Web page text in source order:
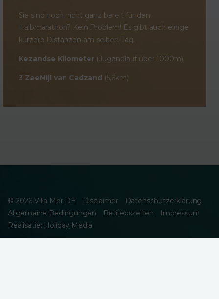
Sie sind noch nicht ganz bereit für den
Halbmarathon? Kein Problem! Es gibt auch einige
kürzere Distanzen am selben Tag.
Kezandse Kilometer (Jugendlauf über 1000m)
3 ZeeMijl van Cadzand (5,6km)
© 2026 Villa Mer DE Disclaimer
Datenschutzerklärung
Allgemeine Bedingungen
Betriebszeiten
Impressum
Realisatie: Holiday Media